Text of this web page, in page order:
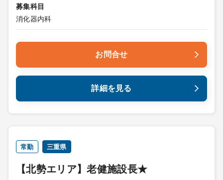
募集科目
消化器内科
お問合せ
詳細を見る
常勤 三重県
【北勢エリア】老健施設長★